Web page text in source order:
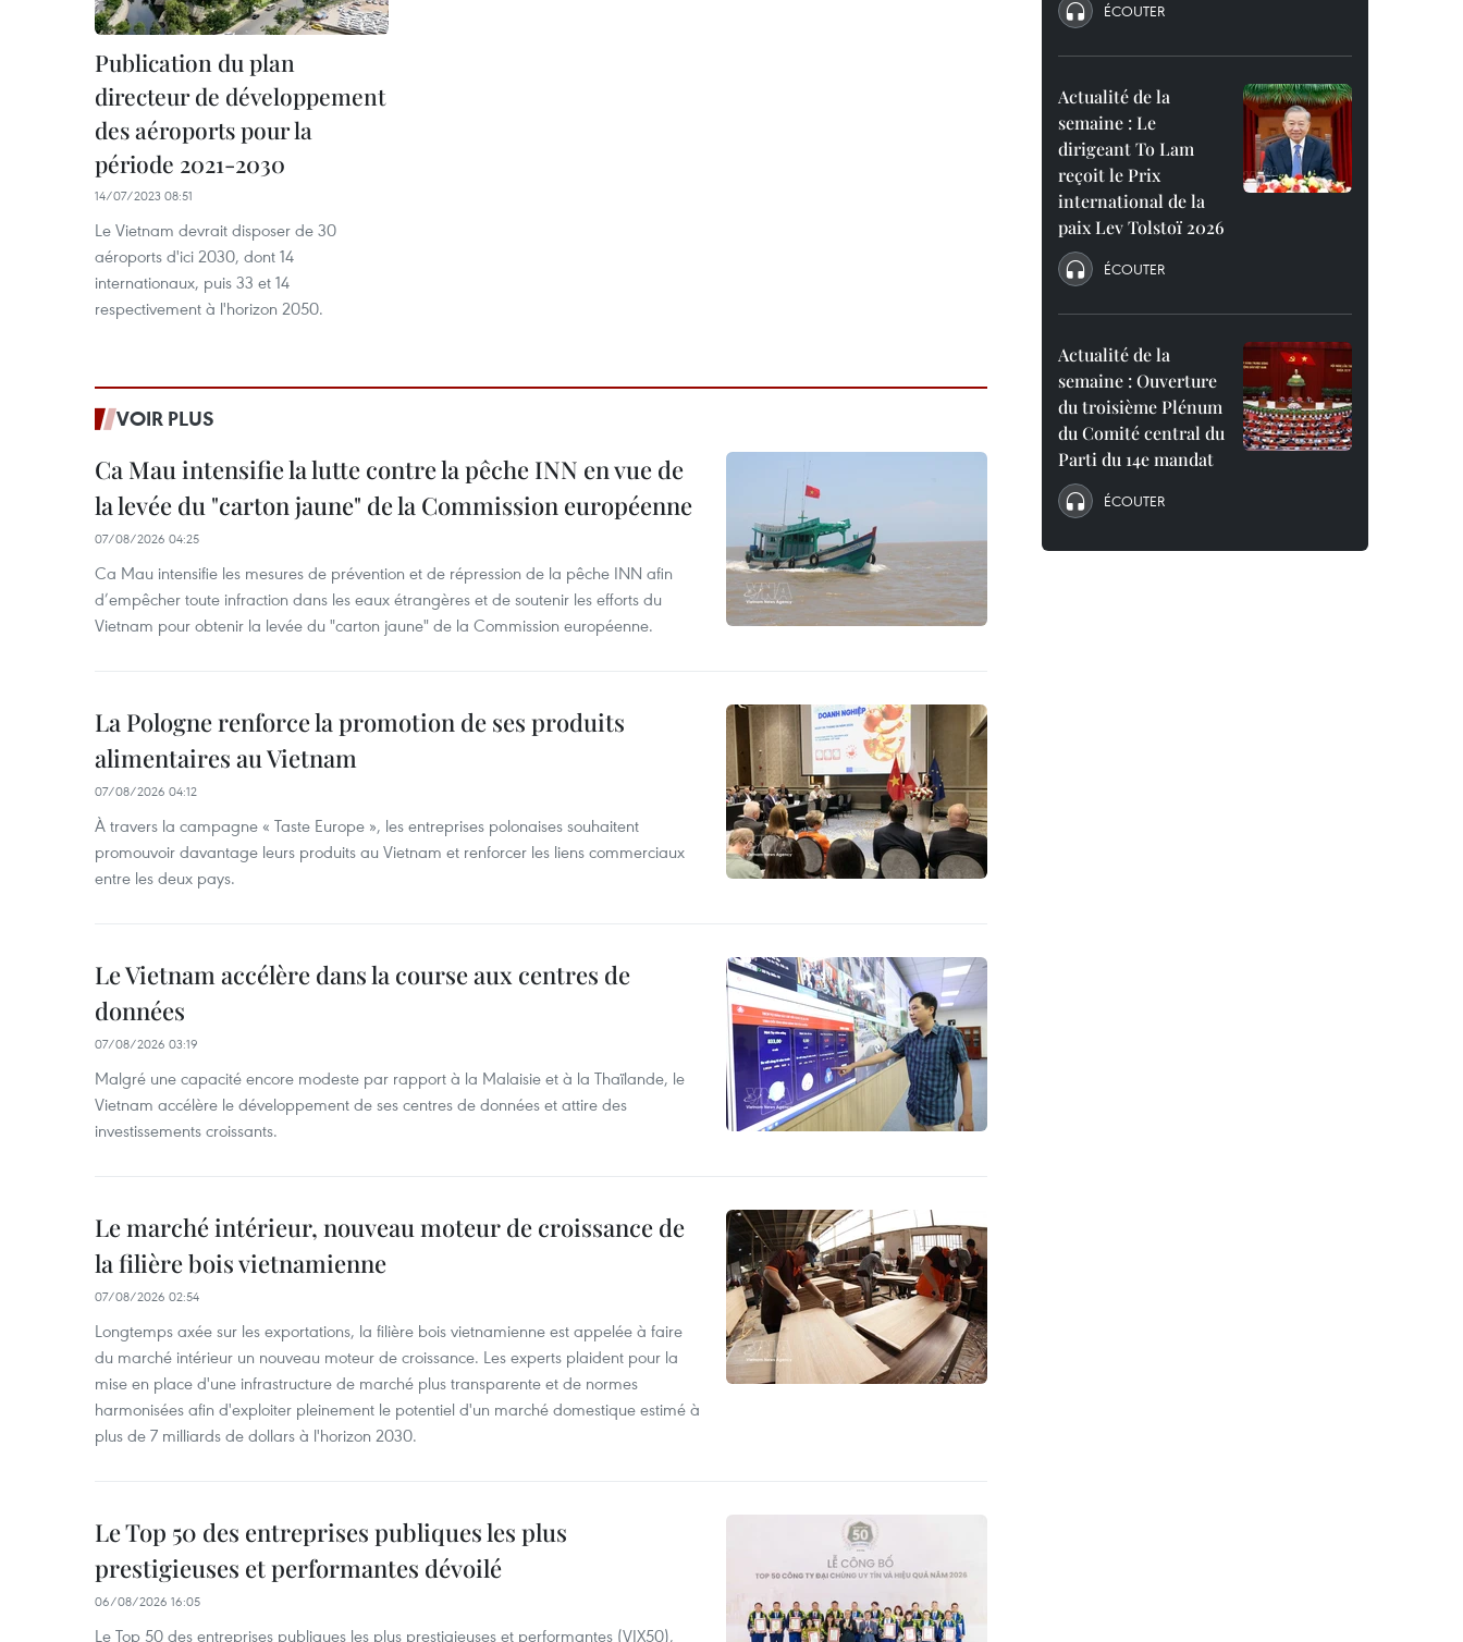
Publication du plan
directeur de développement
des aéroports pour la
période 2021-2030
14/07/2023 08:51
Le Vietnam devrait disposer de 30
aéroports d'ici 2030, dont 14
internationaux, puis 33 et 14
respectivement à l'horizon 2050.
VOIR PLUS
Ca Mau intensifie la lutte contre la pêche INN en vue de
la levée du "carton jaune" de la Commission européenne
07/08/2026 04:25
Ca Mau intensifie les mesures de prévention et de répression de la pêche INN afin
d’empêcher toute infraction dans les eaux étrangères et de soutenir les efforts du
Vietnam pour obtenir la levée du "carton jaune" de la Commission européenne.
La Pologne renforce la promotion de ses produits
alimentaires au Vietnam
07/08/2026 04:12
À travers la campagne « Taste Europe », les entreprises polonaises souhaitent
promouvoir davantage leurs produits au Vietnam et renforcer les liens commerciaux
entre les deux pays.
Le Vietnam accélère dans la course aux centres de
données
07/08/2026 03:19
Malgré une capacité encore modeste par rapport à la Malaisie et à la Thaïlande, le
Vietnam accélère le développement de ses centres de données et attire des
investissements croissants.
Le marché intérieur, nouveau moteur de croissance de
la filière bois vietnamienne
07/08/2026 02:54
Longtemps axée sur les exportations, la filière bois vietnamienne est appelée à faire
du marché intérieur un nouveau moteur de croissance. Les experts plaident pour la
mise en place d'une infrastructure de marché plus transparente et de normes
harmonisées afin d'exploiter pleinement le potentiel d'un marché domestique estimé à
plus de 7 milliards de dollars à l'horizon 2030.
Le Top 50 des entreprises publiques les plus
prestigieuses et performantes dévoilé
06/08/2026 16:05
Le Top 50 des entreprises publiques les plus prestigieuses et performantes (VIX50),
ÉCOUTER
Actualité de la
semaine : Le
dirigeant To Lam
reçoit le Prix
international de la
paix Lev Tolstoï 2026
ÉCOUTER
Actualité de la
semaine : Ouverture
du troisième Plénum
du Comité central du
Parti du 14e mandat
ÉCOUTER